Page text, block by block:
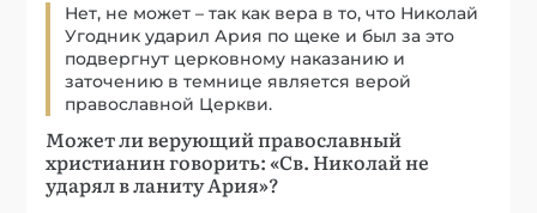
Нет, не может – так как вера в то, что Николай
Угодник ударил Ария по щеке и был за это
подвергнут церковному наказанию и
заточению в темнице является верой
православной Церкви.
Может ли верующий православный
христианин говорить: «Св. Николай не
ударял в ланиту Ария»?